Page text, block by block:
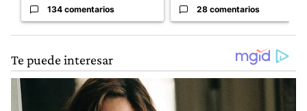
134 comentarios 28 comentarios